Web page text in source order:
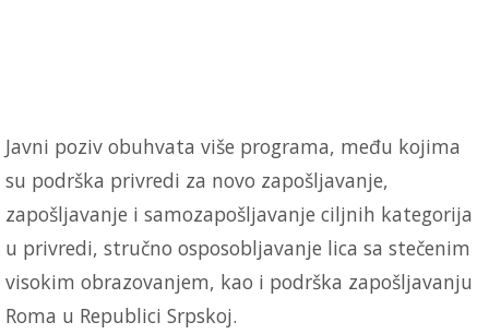
Javni poziv obuhvata više programa, među kojima
su podrška privredi za novo zapošljavanje,
zapošljavanje i samozapošljavanje ciljnih kategorija
u privredi, stručno osposobljavanje lica sa stečenim
visokim obrazovanjem, kao i podrška zapošljavanju
Roma u Republici Srpskoj.